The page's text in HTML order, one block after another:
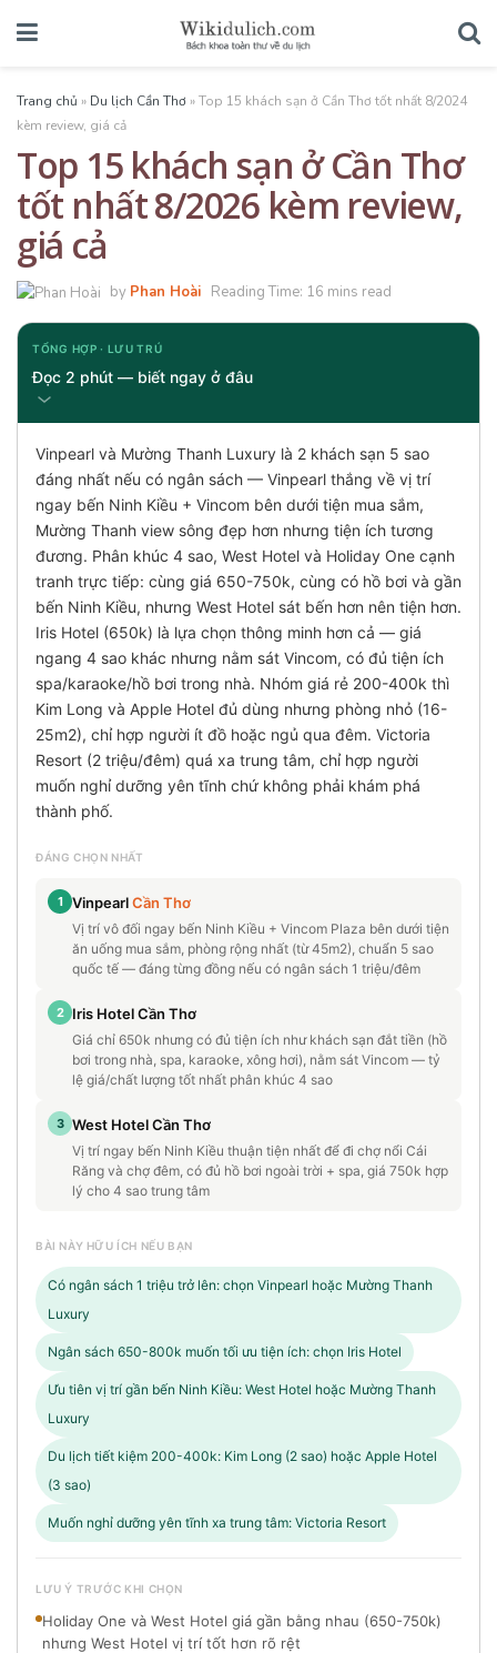
Trang chủ » Du lịch Cần Thơ »Top 15 khách sạn ở Cần Thơ tốt nhất 8/2024
kèm review, giá cả
Top 15 khách sạn ở Cần Thơ
tốt nhất 8/2026 kèm review,
giá cả
by Phan Hoài Reading Time: 16 mins read
TỔNG HỢP · LƯU TRÚ
Đọc 2 phút — biết ngay ở đâu
Vinpearl và Mường Thanh Luxury là 2 khách sạn 5 sao
đáng nhất nếu có ngân sách — Vinpearl thắng về vị trí
ngay bến Ninh Kiều + Vincom bên dưới tiện mua sắm,
Mường Thanh view sông đẹp hơn nhưng tiện ích tương
đương. Phân khúc 4 sao, West Hotel và Holiday One cạnh
tranh trực tiếp: cùng giá 650-750k, cùng có hồ bơi và gần
bến Ninh Kiều, nhưng West Hotel sát bến hơn nên tiện hơn.
Iris Hotel (650k) là lựa chọn thông minh hơn cả — giá
ngang 4 sao khác nhưng nằm sát Vincom, có đủ tiện ích
spa/karaoke/hồ bơi trong nhà. Nhóm giá rẻ 200-400k thì
Kim Long và Apple Hotel đủ dùng nhưng phòng nhỏ (16-
25m2), chỉ hợp người ít đồ hoặc ngủ qua đêm. Victoria
Resort (2 triệu/đêm) quá xa trung tâm, chỉ hợp người
muốn nghỉ dưỡng yên tĩnh chứ không phải khám phá
thành phố.
ĐÁNG CHỌN NHẤT
1 VinpearlCần Thơ
Vị trí vô đối ngay bến Ninh Kiều + Vincom Plaza bên dưới tiện
ăn uống mua sắm, phòng rộng nhất (từ 45m2), chuẩn 5 sao
quốc tế — đáng từng đồng nếu có ngân sách 1 triệu/đêm
2 Iris Hotel Cần Thơ
Giá chỉ 650k nhưng có đủ tiện ích như khách sạn đắt tiền (hồ
bơi trong nhà, spa, karaoke, xông hơi), nằm sát Vincom — tỷ
lệ giá/chất lượng tốt nhất phân khúc 4 sao
3 West Hotel Cần Thơ
Vị trí ngay bến Ninh Kiều thuận tiện nhất để đi chợ nổi Cái
Răng và chợ đêm, có đủ hồ bơi ngoài trời + spa, giá 750k hợp
lý cho 4 sao trung tâm
BÀI NÀY HỮU ÍCH NẾU BẠN
Có ngân sách 1 triệu trở lên: chọn Vinpearl hoặc Mường Thanh
Luxury
Ngân sách 650-800k muốn tối ưu tiện ích: chọn Iris Hotel
Ưu tiên vị trí gần bến Ninh Kiều: West Hotel hoặc Mường Thanh
Luxury
Du lịch tiết kiệm 200-400k: Kim Long (2 sao) hoặc Apple Hotel
(3 sao)
Muốn nghỉ dưỡng yên tĩnh xa trung tâm: Victoria Resort
LƯU Ý TRƯỚC KHI CHỌN
Holiday One và West Hotel giá gần bằng nhau (650-750k)
nhưng West Hotel vị trí tốt hơn rõ rệt